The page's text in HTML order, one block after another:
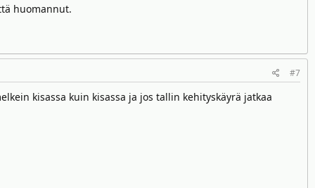
huomannut.
#7
kisassa kuin kisassa ja jos tallin kehityskäyrä jatkaa